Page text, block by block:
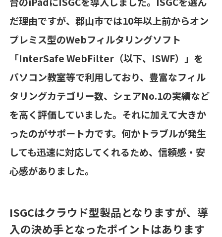
だ理由ですが、郡山市では10年以上前からオン
プレミス型のWebフィルタリングソフト
「InterSafe WebFilter （以下、 ISWF）」を
パソコン教室等で利用しており、豊富なフィル
タリングカテゴリー数、シェアNo.1の実績など
を高く評価していました。それに加えて大きか
ったのがサポート力です。何かトラブルが発生
しても迅速に対応してくれるため、信頼感・安
心感がありました。
ISGCはクラウド型製品となりますが、導
入の決め手となったポイントはあります